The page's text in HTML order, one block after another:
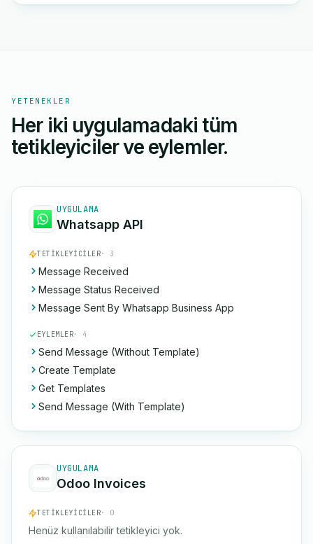
YETENEKLER
Her iki uygulamadaki tüm
tetikleyiciler ve eylemler.
UYGULAMA
Whatsapp API
TETIKLEYICILER· 3
Message Received
Message Status Received
Message Sent By Whatsapp Business App
EYLEMLER· 4
Send Message (Without Template)
Create Template
Get Templates
Send Message (With Template)
UYGULAMA
Odoo Invoices
TETIKLEYICILER· 0
Henüz kullanılabilir tetikleyici yok.